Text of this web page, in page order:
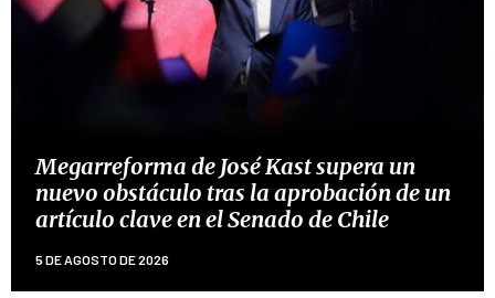
Megarreforma de José Kast supera un
nuevo obstáculo tras la aprobación de un
artículo clave en el Senado de Chile
5 DE AGOSTO DE 2026